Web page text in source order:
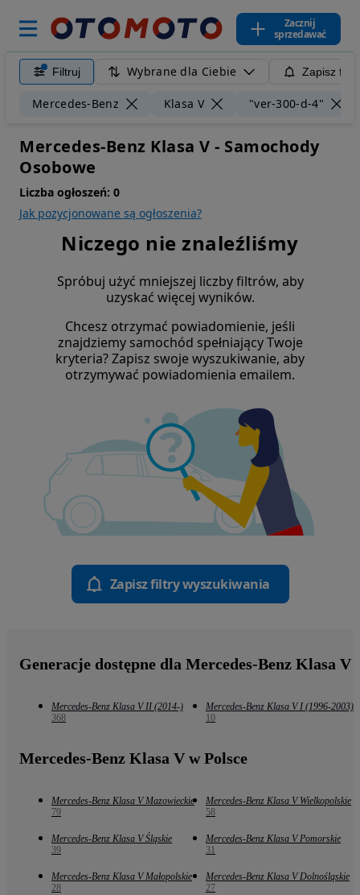
Zacznij
sprzedawać
Filtruj Wybrane dla Ciebie Zapisz
Mercedes-Benz Klasa V "ver-300-d-4"
Mercedes-Benz Klasa V - Samochody
Osobowe
Liczba ogłoszeń: 0
Jak pozycjonowane są ogłoszenia?
Niczego nie znaleźliśmy
Spróbuj użyć mniejszej liczby filtrów, aby
uzyskać więcej wyników.
Chcesz otrzymać powiadomienie, jeśli
znajdziemy samochód spełniający Twoje
kryteria? Zapisz swoje wyszukiwanie, aby
otrzymywać powiadomienia emailem.
Zapisz filtry wyszukiwania
Generacje dostępne dla Mercedes-Benz Klasa V
Mercedes-Benz Klasa V II (2014-)
368
Mercedes-Benz Klasa V I (1996-2003)
10
Mercedes-Benz Klasa V w Polsce
Mercedes-Benz Klasa V Mazowieckie
79
Mercedes-Benz Klasa V Wielkopolskie
58
Mercedes-Benz Klasa V Śląskie
39
Mercedes-Benz Klasa V Pomorskie
31
Mercedes-Benz Klasa V Małopolskie
28
Mercedes-Benz Klasa V Dolnośląskie
27